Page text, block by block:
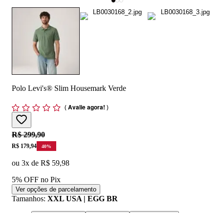
Polo Levi's® Slim Housemark Verde
(Avalie agora! )
Original price:
R$ 299,90
Price:
R$ 179,94 40%
ou 3x de R$ 59,98
5% OFF no Pix
Ver opções de parcelamento
Tamanhos: XXL USA | EGG BR